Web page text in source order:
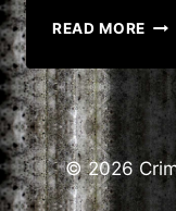
READ MORE DOI
S-
AU
CE
S-
© 2026